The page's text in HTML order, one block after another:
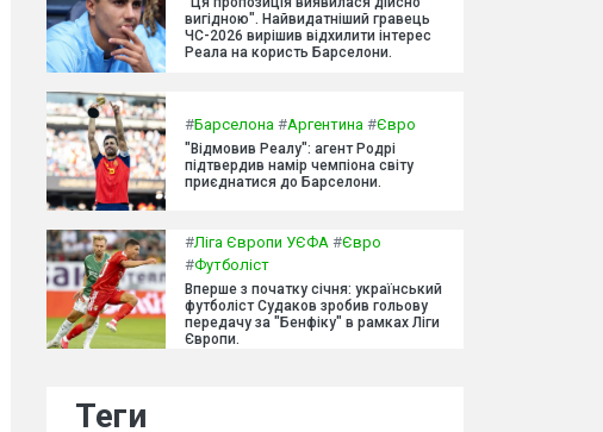
вигідною". Найвидатніший гравець
ЧС-2026 вирішив відхилити інтерес
Реала на користь Барселони.
#Барселона #Аргентина #Євро
"Відмовив Реалу": агент Родрі
підтвердив намір чемпіона світу
приєднатися до Барселони.
#Ліга Європи УЄФА #Євро
#Футболіст
Вперше з початку січня: український
футболіст Судаков зробив гольову
передачу за "Бенфіку" в рамках Ліги
Європи.
Теги